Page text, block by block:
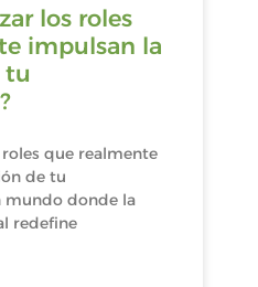
los roles
impulsan la
tu
que realmente
de tu
mundo donde la
redefine